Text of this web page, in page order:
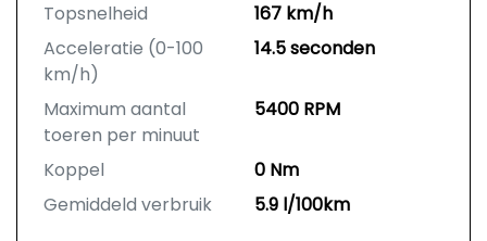
Topsnelheid
167 km/h
Acceleratie (0-100
km/h)
14.5 seconden
Maximum aantal
toeren per minuut
5400 RPM
Koppel
0 Nm
Gemiddeld verbruik
5.9 l/100km